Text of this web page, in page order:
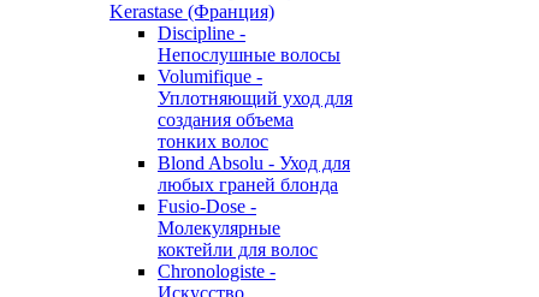
Kerastase (Франция)
Discipline -
Непослушные волосы
Volumifique -
Уплотняющий уход для
создания объема
тонких волос
Blond Absolu - Уход для
любых граней блонда
Fusio-Dose -
Молекулярные
коктейли для волос
Chronologiste -
Искусство